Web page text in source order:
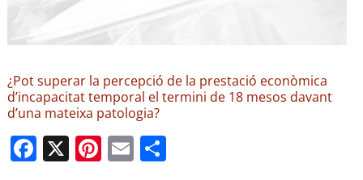
¿Pot superar la percepció de la prestació econòmica
d’incapacitat temporal el termini de 18 mesos davant
d’una mateixa patologia?
F X Pi E C